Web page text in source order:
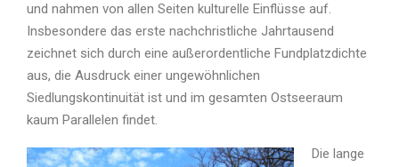
und nahmen von allen Seiten kulturelle Einflüsse auf.
Insbesondere das erste nachchristliche Jahrtausend
zeichnet sich durch eine außerordentliche Fundplatzdichte
aus, die Ausdruck einer ungewöhnlichen
Siedlungskontinuität ist und im gesamten Ostseeraum
kaum Parallelen findet.
Die lange